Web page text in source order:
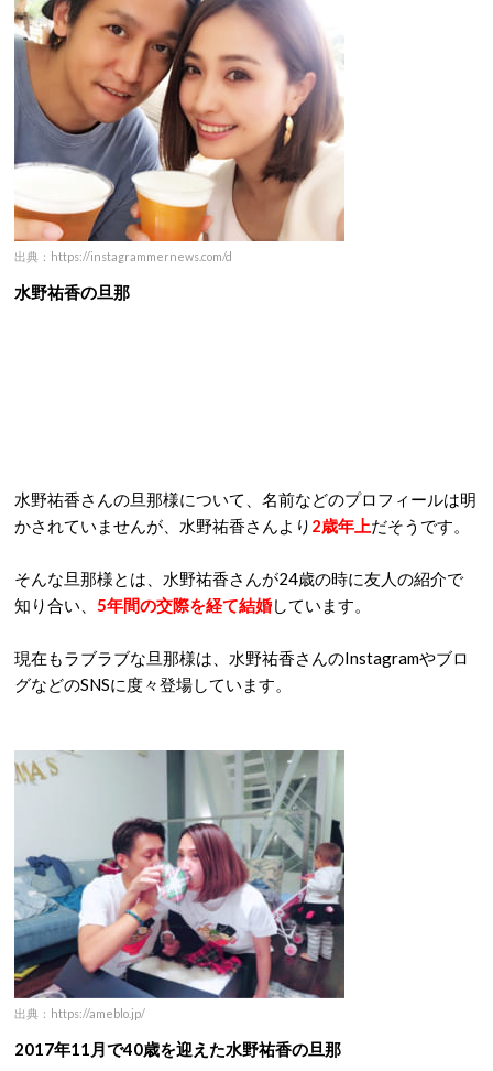
出典：https://instagrammernews.com/d
水野祐香の旦那
水野祐香さんの旦那様について、名前などのプロフィールは明
かされていませんが、水野祐香さんより 2歳年上だそうです。
そんな旦那様とは、水野祐香さんが24歳の時に友人の紹介で
知り合い、 5年間の交際を経て結婚しています。
現在もラブラブな旦那様は、水野祐香さんのInstagramやブロ
グなどのSNSに度々登場しています。
出典：https://ameblo.jp/
2017年11月で40歳を迎えた水野祐香の旦那